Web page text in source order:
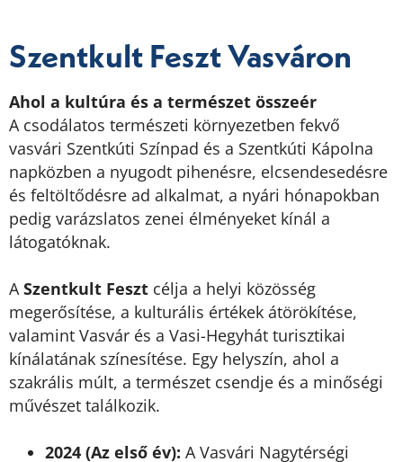
Szentkult Feszt Vasváron
Ahol a kultúra és a természet összeér
A csodálatos természeti környezetben fekvő
vasvári Szentkúti Színpad és a Szentkúti Kápolna
napközben a nyugodt pihenésre, elcsendesedésre
és feltöltődésre ad alkalmat, a nyári hónapokban
pedig varázslatos zenei élményeket kínál a
látogatóknak.
A Szentkult Feszt célja a helyi közösség
megerősítése, a kulturális értékek átörökítése,
valamint Vasvár és a Vasi-Hegyhát turisztikai
kínálatának színesítése. Egy helyszín, ahol a
szakrális múlt, a természet csendje és a minőségi
művészet találkozik.
2024 (Az első év): A Vasvári Nagytérségi